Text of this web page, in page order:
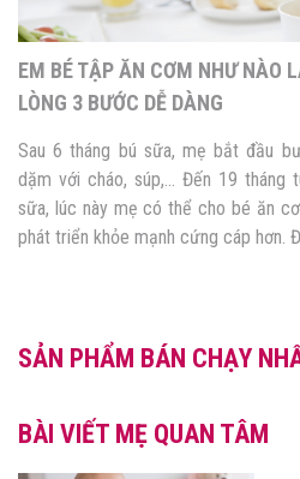
EM BÉ TẬP ĂN CƠM NHƯ NÀO
LÒNG 3 BƯỚC DỄ DÀNG
Sau 6 tháng bú sữa, mẹ bắt đầu
dặm với cháo, súp,… Đến 19 tháng
sữa, lúc này mẹ có thể cho bé ăn
phát triển khỏe mạnh cứng cáp hơn.
SẢN PHẨM BÁN CHẠY
BÀI VIẾT MẸ QUAN TÂM